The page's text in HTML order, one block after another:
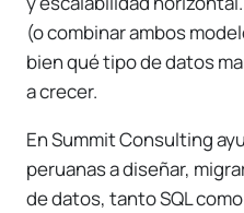
(o combinar ambos
bien qué tipo de datos
a crecer.
En Summit Consulting
peruanas a diseñar,
de datos, tanto SQL